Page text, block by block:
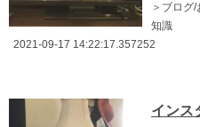
＞ブログ
知識
2021-09-17 14:22:17.357252
インス